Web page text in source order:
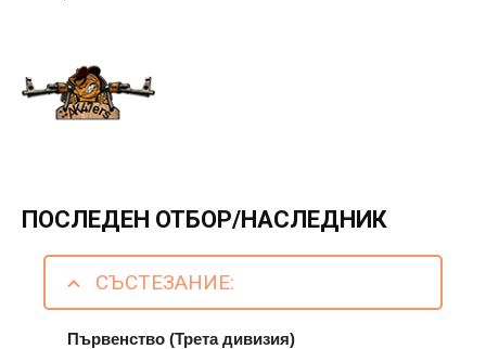
ПОСЛЕДЕН ОТБОР/НАСЛЕДНИК
СЪСТЕЗАНИЕ:
Първенство (Трета дивизия)